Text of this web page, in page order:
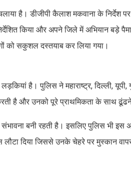
है। डीजीपी कैलाश मकवाना के
किया और अपने जिले में अभियान बड़े
को सकुशल दस्तयाब कर लिया गया।
है। पुलिस ने महाराष्ट्र, दिल्ली,
है और उनको पूरे प्राथमिकता के साथ
बनी रहती है। इसलिए पुलिस भी इस
लौटा दिया जिससे उनके चेहरे पर मुस्कान